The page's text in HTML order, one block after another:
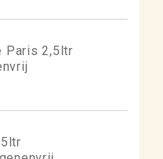
Paris 2,5ltr